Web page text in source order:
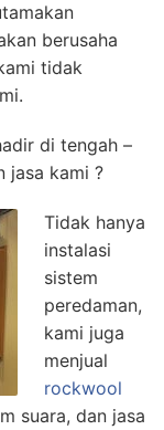
berusaha
tidak
di tengah –
jasa kami ?
Tidak hanya
instalasi
sistem
peredaman,
kami juga
menjual
rockwool
suara, dan jasa